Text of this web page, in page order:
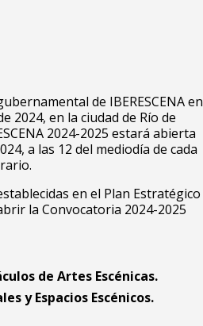
de IBERESCENA en
2024, en la ciudad de Río de
2024-2025 estará abierta
a las 12 del mediodía de cada
en el Plan Estratégico
la Convocatoria 2024-2025
de Artes Escénicas.
y Espacios Escénicos.